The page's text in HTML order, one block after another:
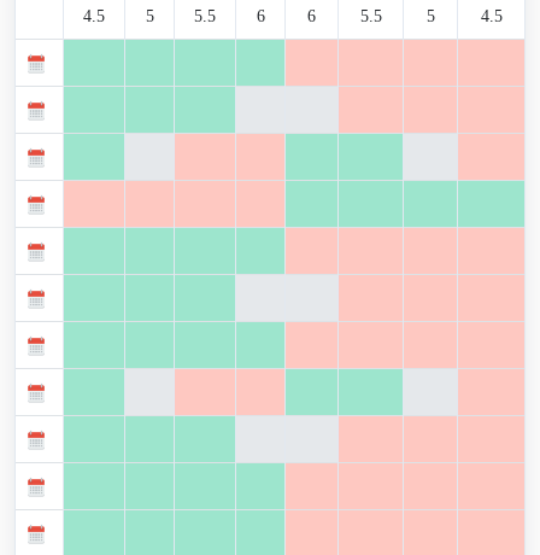
4.5
5
5.5
6
6
5.5
5
4.5